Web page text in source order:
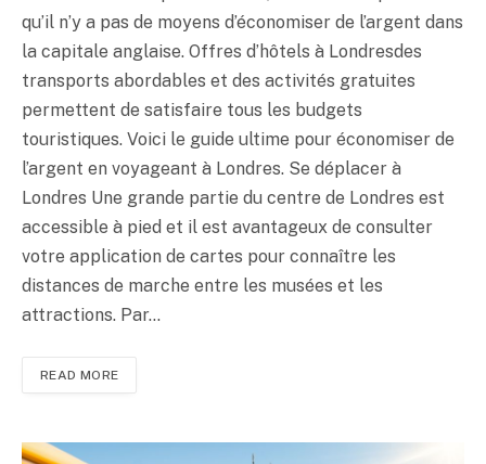
qu’il n’y a pas de moyens d’économiser de l’argent dans
la capitale anglaise. Offres d’hôtels à Londresdes
transports abordables et des activités gratuites
permettent de satisfaire tous les budgets
touristiques. Voici le guide ultime pour économiser de
l’argent en voyageant à Londres. Se déplacer à
Londres Une grande partie du centre de Londres est
accessible à pied et il est avantageux de consulter
votre application de cartes pour connaître les
distances de marche entre les musées et les
attractions. Par…
READ MORE